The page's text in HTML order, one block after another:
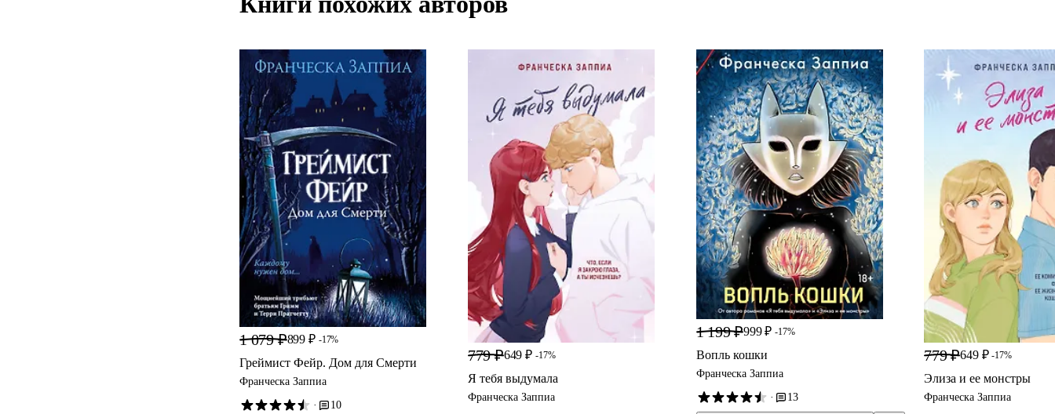
1 079 ₽899 ₽ -17%
Греймист Фейр. Дом для Смерти
Франческа Заппиа
·
10
779 ₽649 ₽ -17%
Я тебя выдумала
Франческа Заппиа
1 199 ₽999 ₽ -17%
Вопль кошки
Франческа Заппиа
·
13
779 ₽649 ₽ -17%
Элиза и ее монстры
Франческа Заппиа